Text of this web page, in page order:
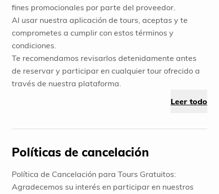
fines promocionales por parte del proveedor.
Al usar nuestra aplicación de tours, aceptas y te
comprometes a cumplir con estos términos y
condiciones.
Te recomendamos revisarlos detenidamente antes
de reservar y participar en cualquier tour ofrecido a
través de nuestra plataforma.
Leer todo
Políticas de cancelación
Política de Cancelación para Tours Gratuitos:
Agradecemos su interés en participar en nuestros